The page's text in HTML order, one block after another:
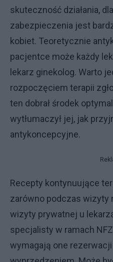
skuteczność działania,
zabezpieczenia jest
kobiet. Teoretycznie
pacjentce może każdy
lekarz ginekolog. Warto
rozpoczęciem terapii
ten dobrał środek
wytłumaczył jej, jak
antykoncepcyjne.
Recepty kontynuujące
zarówno podczas wizyty
wizyty prywatnej u
specjalisty w ramach
wymagają one